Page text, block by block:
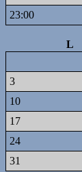
23:00
L
3
10
17
24
31